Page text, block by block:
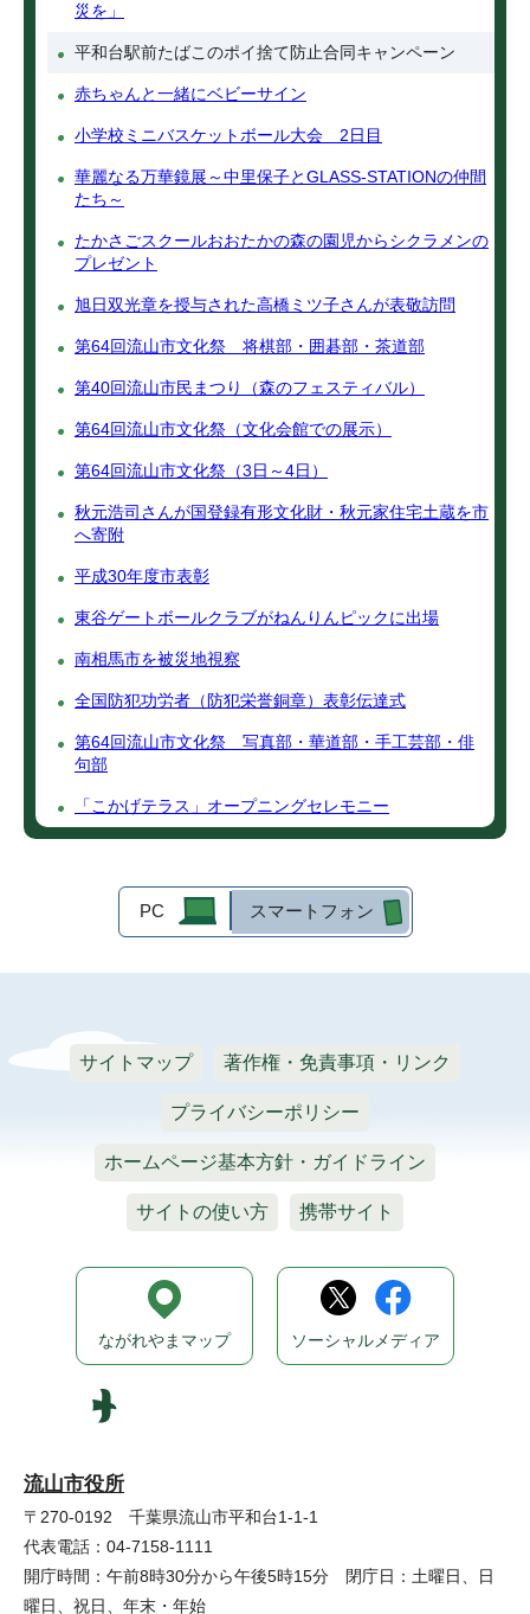
災を」
平和台駅前たばこのポイ捨て防止合同キャンペーン
赤ちゃんと一緒にベビーサイン
小学校ミニバスケットボール大会 2日目
華麗なる万華鏡展～中里保子とGLASS-STATIONの仲間
たち～
たかさごスクールおおたかの森の園児からシクラメンの
プレゼント
旭日双光章を授与された高橋ミツ子さんが表敬訪問
第64回流山市文化祭 将棋部・囲碁部・茶道部
第40回流山市民まつり（森のフェスティバル）
第64回流山市文化祭（文化会館での展示）
第64回流山市文化祭（3日～4日）
秋元浩司さんが国登録有形文化財・秋元家住宅土蔵を市
へ寄附
平成30年度市表彰
東谷ゲートボールクラブがねんりんピックに出場
南相馬市を被災地視察
全国防犯功労者（防犯栄誉銅章）表彰伝達式
第64回流山市文化祭 写真部・華道部・手工芸部・俳
句部
「こかげテラス」オープニングセレモニー
PC スマートフォン
サイトマップ 著作権・免責事項・リンク
プライバシーポリシー
ホームページ基本方針・ガイドライン
サイトの使い方 携帯サイト
流山市役所
〒270-0192 千葉県流山市平和台1-1-1
代表電話：04-7158-1111
開庁時間：午前8時30分から午後5時15分 閉庁日：土曜日、日
曜日、祝日、年末・年始
ながれやまマップ ソーシャルメディア